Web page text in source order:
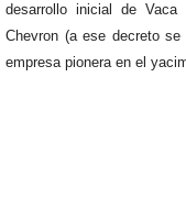
desarrollo inicial de
Chevron (a ese decreto
empresa pionera en el